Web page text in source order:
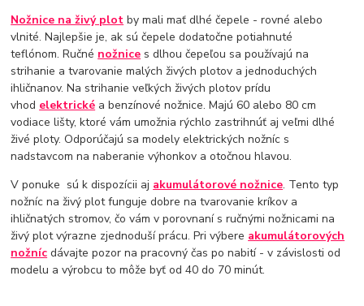
Nožnice na živý plot by mali mať dlhé čepele - rovné alebo
vlnité. Najlepšie je, ak sú čepele dodatočne potiahnuté
teflónom. Ručné nožnice s dlhou čepeľou sa používajú na
strihanie a tvarovanie malých živých plotov a jednoduchých
ihličnanov. Na strihanie veľkých živých plotov prídu
vhod elektrické a benzínové nožnice. Majú 60 alebo 80 cm
vodiace lišty, ktoré vám umožnia rýchlo zastrihnúť aj veľmi dlhé
živé ploty. Odporúčajú sa modely elektrických nožníc s
nadstavcom na naberanie výhonkov a otočnou hlavou.
V ponuke sú k dispozícii aj akumulátorové nožnice. Tento typ
nožníc na živý plot funguje dobre na tvarovanie kríkov a
ihličnatých stromov, čo vám v porovnaní s ručnými nožnicami na
živý plot výrazne zjednoduší prácu. Pri výbere akumulátorových
nožníc dávajte pozor na pracovný čas po nabití - v závislosti od
modelu a výrobcu to môže byť od 40 do 70 minút.